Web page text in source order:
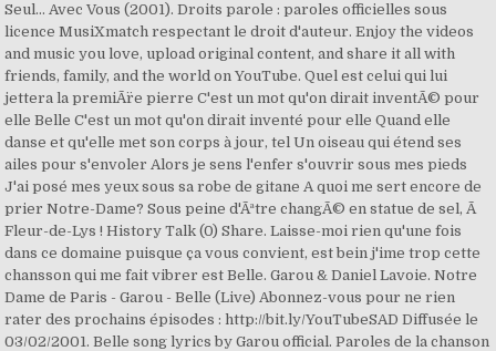
Seul... Avec Vous (2001). Droits parole : paroles officielles sous
licence MusiXmatch respectant le droit d'auteur. Enjoy the videos
and music you love, upload original content, and share it all with
friends, family, and the world on YouTube. Quel est celui qui lui
jettera la premiÃ¨re pierre C'est un mot qu'on dirait inventÃ© pour
elle Belle C'est un mot qu'on dirait inventé pour elle Quand elle
danse et qu'elle met son corps à jour, tel Un oiseau qui étend ses
ailes pour s'envoler Alors je sens l'enfer s'ouvrir sous mes pieds
J'ai posé mes yeux sous sa robe de gitane A quoi me sert encore de
prier Notre-Dame? Sous peine d'Ãªtre changÃ© en statue de sel, Ã
Fleur-de-Lys ! History Talk (0) Share. Laisse-moi rien qu'une fois
dans ce domaine puisque ça vous convient, est bein j'ime trop cette
chansson qui me fait vibrer est Belle. Garou & Daniel Lavoie. Notre
Dame de Paris - Garou - Belle (Live) Abonnez-vous pour ne rien
rater des prochains épisodes : http://bit.ly/YouTubeSAD Diffusée le
03/02/2001. Belle song lyrics by Garou official. Paroles de la chanson